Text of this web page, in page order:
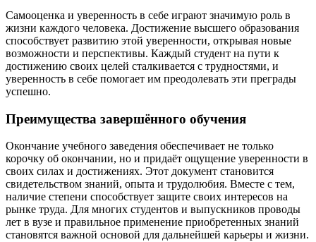
Самооценка и уверенность в себе играют значимую роль в
жизни каждого человека. Достижение высшего образования
способствует развитию этой уверенности, открывая новые
возможности и перспективы. Каждый студент на пути к
достижению своих целей сталкивается с трудностями, и
уверенность в себе помогает им преодолевать эти преграды
успешно.
Преимущества завершённого обучения
Окончание учебного заведения обеспечивает не только
корочку об окончании, но и придаёт ощущение уверенности в
своих силах и достижениях. Этот документ становится
свидетельством знаний, опыта и трудолюбия. Вместе с тем,
наличие степени способствует защите своих интересов на
рынке труда. Для многих студентов и выпускников проводы
лет в вузе и правильное применение приобретенных знаний
становятся важной основой для дальнейшей карьеры и жизни.